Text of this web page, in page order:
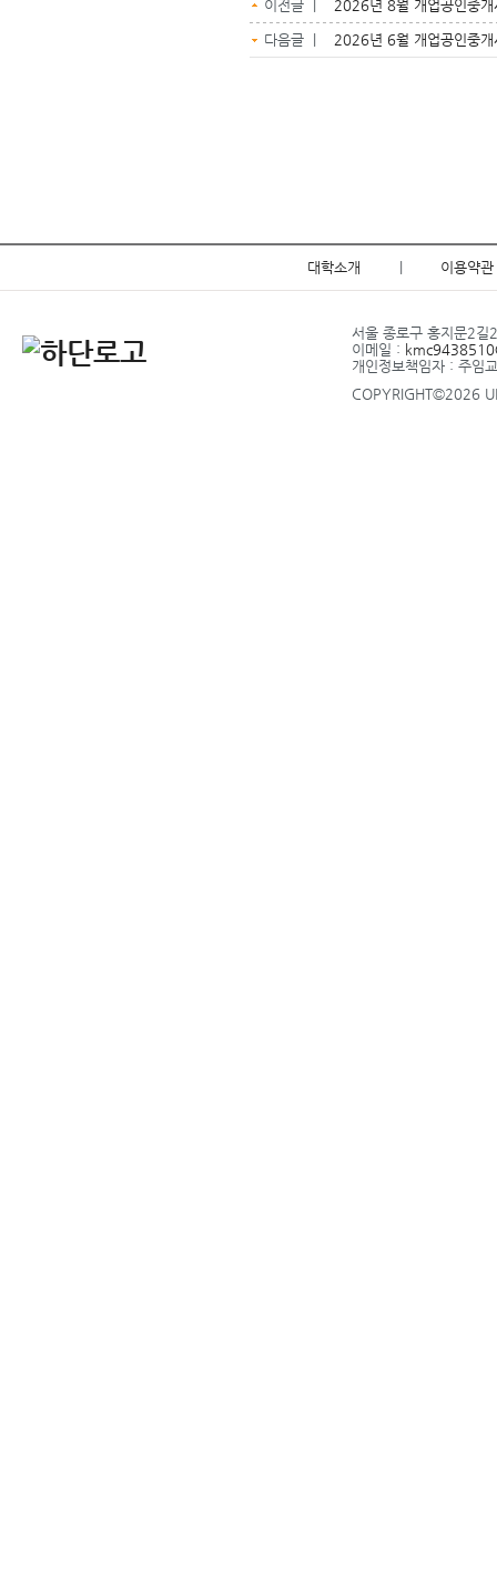
이전글 | 2026년 8월 개업공인중개
다음글 | 2026년 6월 개업공인중개
대학소개 이용약관
서울 종로구 홍지문
이메일 :
개인정보책임자 : 주
COPYRIGHT©2026